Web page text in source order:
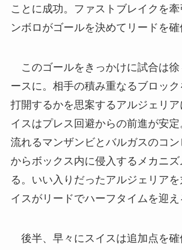
ことに成功。ファストブレイクを
ンボロがゴールを決めてリードを確
このゴールをきっかけに試合は徐
ースに。相手の積み重なるブロッ
打開するかを思案するアルジェリア
イスはプレス回避からの前進が安
流れるマンザンビとバルガスのコ
からボックス内に侵入するメカニ
る。いい入りだったアルジェリア
イスがリードでハーフタイムを迎え
後半、早々にスイスは追加点を確